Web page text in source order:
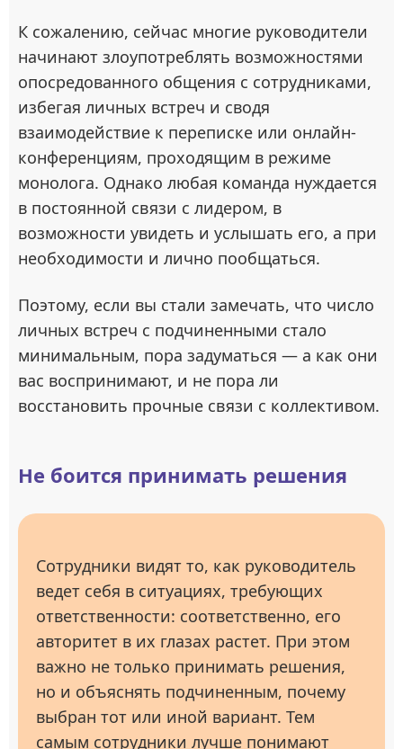
К сожалению, сейчас многие руководители
начинают злоупотреблять возможностями
опосредованного общения с сотрудниками,
избегая личных встреч и сводя
взаимодействие к переписке или онлайн-
конференциям, проходящим в режиме
монолога. Однако любая команда нуждается
в постоянной связи с лидером, в
возможности увидеть и услышать его, а при
необходимости и лично пообщаться.
Поэтому, если вы стали замечать, что число
личных встреч с подчиненными стало
минимальным, пора задуматься — а как они
вас воспринимают, и не пора ли
восстановить прочные связи с коллективом.
Не боится принимать решения
Сотрудники видят то, как руководитель
ведет себя в ситуациях, требующих
ответственности: соответственно, его
авторитет в их глазах растет. При этом
важно не только принимать решения,
но и объяснять подчиненным, почему
выбран тот или иной вариант. Тем
самым сотрудники лучше понимают